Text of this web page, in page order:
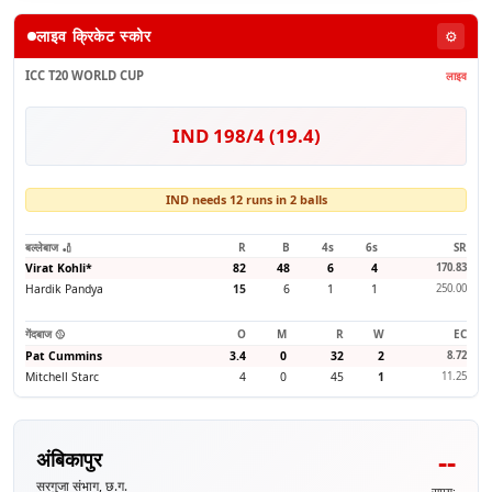
लाइव क्रिकेट स्कोर ⚙️
ICC T20 WORLD CUP लाइव
IND 198/4 (19.4)
IND needs 12 runs in 2 balls
बल्लेबाज 🏏 R B 4s 6s
SR
Virat Kohli* 82 48 6 4 170.83
Hardik Pandya 15 6 1 1 250.00
गेंदबाज 🥎 O M R W
EC
Pat Cummins
3.4 0 32 2 8.72
Mitchell Starc 4 0 45 1 11.25
अंबिकापुर
सरगुजा संभाग, छ.ग.
--